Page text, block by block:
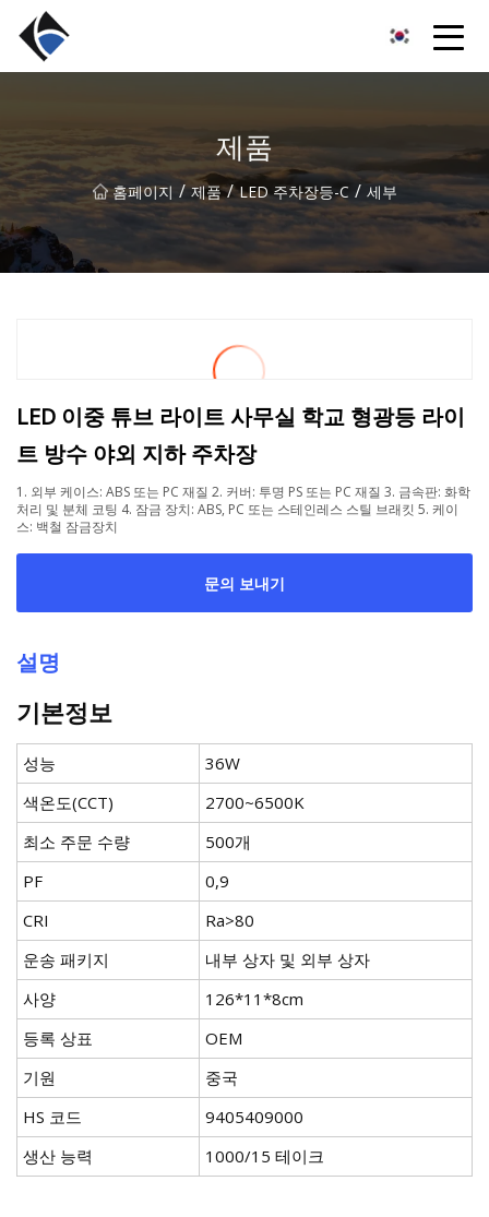
제품
홈페이지 / 제품 / LED 주차장등-C / 세부
LED 이중 튜브 라이트 사무실 학교 형광등 라이
트 방수 야외 지하 주차장
1. 외부 케이스: ABS 또는 PC 재질 2. 커버: 투명 PS 또는 PC 재질 3. 금속판: 화학
처리 및 분체 코팅 4. 잠금 장치: ABS, PC 또는 스테인레스 스틸 브래킷 5. 케이
스: 백철 잠금장치
문의 보내기
설명
기본정보
성능
36W
색온도(CCT)
2700~6500K
최소 주문 수량
500개
PF
0,9
CRI
Ra>80
운송 패키지
내부 상자 및 외부 상자
사양
126*11*8cm
등록 상표
OEM
기원
중국
HS 코드
9405409000
생산 능력
1000/15 테이크